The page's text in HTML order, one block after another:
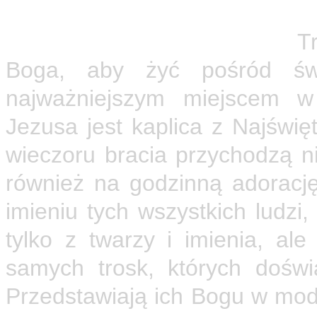
Boga, aby żyć pośród
najważniejszym miejscem
Jezusa jest kaplica z
wieczoru bracia przychodzą
również na godzinną
imieniu tych wszystkich
tylko z twarzy i imienia,
samych trosk, których
Przedstawiają ich Bogu w